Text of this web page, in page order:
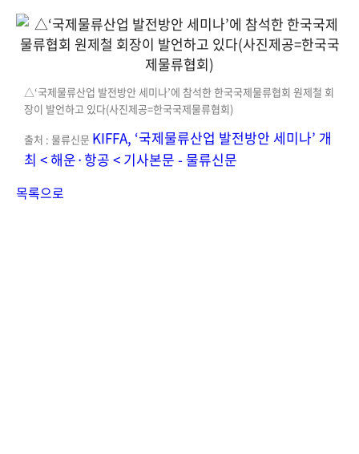
△‘국제물류산업 발전방안 세미나’에 참석한 한국국제물류협회 원제철 회
장이 발언하고 있다(사진제공=한국국제물류협회)
출처 : 물류신문 KIFFA, ‘국제물류산업 발전방안 세미나’ 개
최 < 해운·항공 < 기사본문 - 물류신문
목록으로